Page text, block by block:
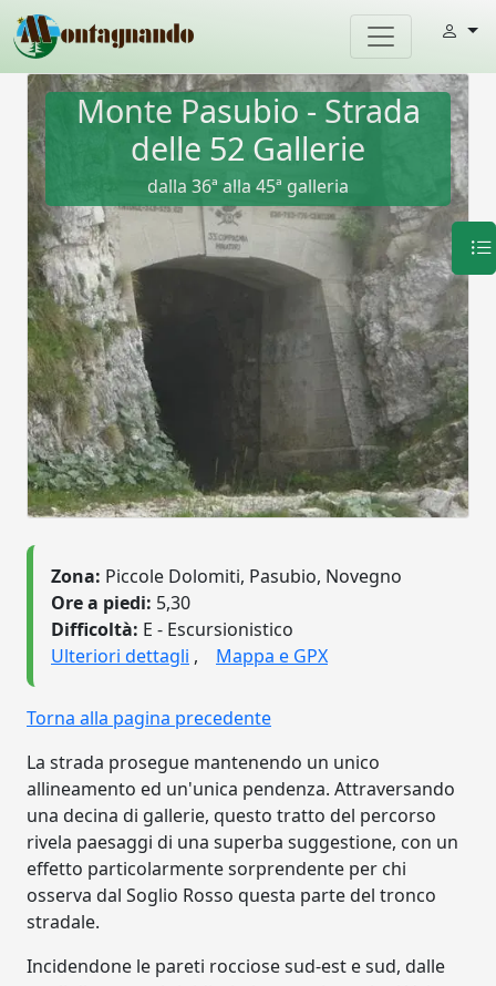
Monte Pasubio - Strada
delle 52 Gallerie
dalla 36ª alla 45ª galleria
Zona: Piccole Dolomiti, Pasubio, Novegno
Ore a piedi: 5,30
Difficoltà: E - Escursionistico
Ulteriori dettagli , Mappa e GPX
Torna alla pagina precedente
La strada prosegue mantenendo un unico
allineamento ed un'unica pendenza. Attraversando
una decina di gallerie, questo tratto del percorso
rivela paesaggi di una superba suggestione, con un
effetto particolarmente sorprendente per chi
osserva dal Soglio Rosso questa parte del tronco
stradale.
Incidendone le pareti rocciose sud-est e sud, dalle